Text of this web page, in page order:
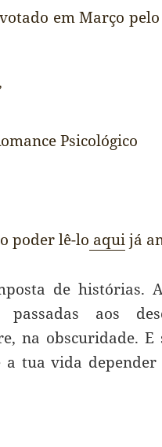
em Março
Psicológico
poder lê-lo aquijá
de histórias.
aos
na obscuridade. E
a tua vida